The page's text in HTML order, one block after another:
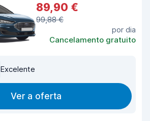
89,90 €
99,88 €
por dia
Cancelamento gratuito
Excelente
Ver a oferta